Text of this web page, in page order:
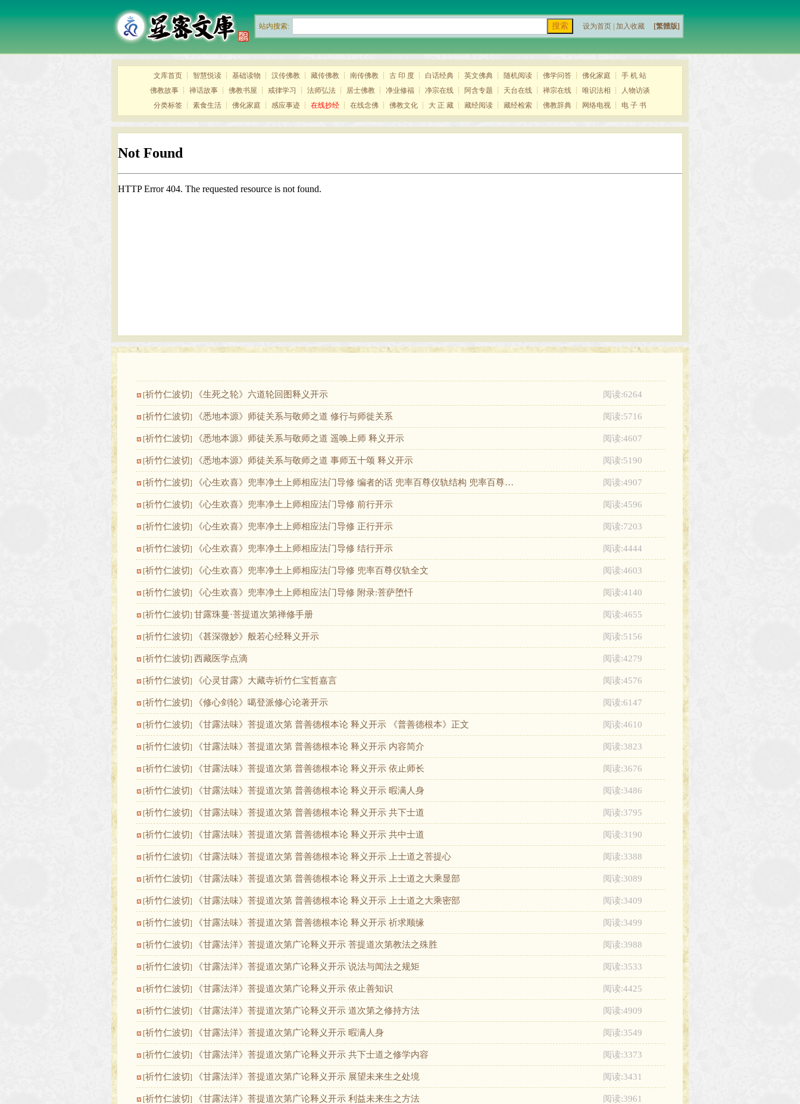
站内搜索: 设为首页 加入收藏 [繁體版]
文库首页 ┊ 智慧悦读 ┊ 基础读物 ┊ 汉传佛教 ┊ 藏传佛教 ┊ 南传佛教 ┊ 古 印 度 ┊ 白话经典 ┊ 英文佛典 ┊ 随机阅读 ┊ 佛学问答 ┊ 佛化家庭 ┊ 手 机 站
佛教故事 ┊ 禅话故事 ┊ 佛教书屋 ┊ 戒律学习 ┊ 法师弘法 ┊ 居士佛教 ┊ 净业修福 ┊ 净宗在线 ┊ 阿含专题 ┊ 天台在线 ┊ 禅宗在线 ┊ 唯识法相 ┊
人物访谈
分类标签 ┊ 素食生活 ┊ 佛化家庭 ┊ 感应事迹 ┊ 在线抄经 ┊ 在线念佛 ┊ 佛教文化 ┊ 大 正 藏 ┊ 藏经阅读 ┊ 藏经检索 ┊ 佛教辞典 ┊ 网络电视 ┊ 电 子 书
[祈竹仁波切] 《生死之轮》六道轮回图释义开示 阅读:6264
[祈竹仁波切] 《悉地本源》师徒关系与敬师之道 修行与师徙关系 阅读:5716
[祈竹仁波切] 《悉地本源》师徒关系与敬师之道 遥唤上师 释义开示 阅读:4607
[祈竹仁波切] 《悉地本源》师徒关系与敬师之道 事师五十颂 释义开示 阅读:5190
[祈竹仁波切] 《心生欢喜》兜率净土上师相应法门导修 编者的话 兜率百尊仪轨结构 兜率百尊… 阅读:4907
[祈竹仁波切] 《心生欢喜》兜率净土上师相应法门导修 前行开示 阅读:4596
[祈竹仁波切] 《心生欢喜》兜率净土上师相应法门导修 正行开示 阅读:7203
[祈竹仁波切] 《心生欢喜》兜率净土上师相应法门导修 结行开示 阅读:4444
[祈竹仁波切] 《心生欢喜》兜率净土上师相应法门导修 兜率百尊仪轨全文 阅读:4603
[祈竹仁波切] 《心生欢喜》兜率净土上师相应法门导修 附录:菩萨堕忏 阅读:4140
[祈竹仁波切] 甘露珠蔓·菩提道次第禅修手册 阅读:4655
[祈竹仁波切] 《甚深微妙》般若心经释义开示 阅读:5156
[祈竹仁波切] 西藏医学点滴 阅读:4279
[祈竹仁波切] 《心灵甘露》大藏寺祈竹仁宝哲嘉言 阅读:4576
[祈竹仁波切] 《修心剑轮》噶登派修心论著开示 阅读:6147
[祈竹仁波切] 《甘露法味》菩提道次第 普善德根本论 释义开示 《普善德根本》正文 阅读:4610
[祈竹仁波切] 《甘露法味》菩提道次第 普善德根本论 释义开示 内容简介 阅读:3823
[祈竹仁波切] 《甘露法味》菩提道次第 普善德根本论 释义开示 依止师长 阅读:3676
[祈竹仁波切] 《甘露法味》菩提道次第 普善德根本论 释义开示 暇满人身 阅读:3486
[祈竹仁波切] 《甘露法味》菩提道次第 普善德根本论 释义开示 共下士道 阅读:3795
[祈竹仁波切] 《甘露法味》菩提道次第 普善德根本论 释义开示 共中士道 阅读:3190
[祈竹仁波切] 《甘露法味》菩提道次第 普善德根本论 释义开示 上士道之菩提心 阅读:3388
[祈竹仁波切] 《甘露法味》菩提道次第 普善德根本论 释义开示 上士道之大乘显部 阅读:3089
[祈竹仁波切] 《甘露法味》菩提道次第 普善德根本论 释义开示 上士道之大乘密部 阅读:3409
[祈竹仁波切] 《甘露法味》菩提道次第 普善德根本论 释义开示 祈求顺缘 阅读:3499
[祈竹仁波切] 《甘露法洋》菩提道次第广论释义开示 菩提道次第教法之殊胜 阅读:3988
[祈竹仁波切] 《甘露法洋》菩提道次第广论释义开示 说法与闻法之规矩 阅读:3533
[祈竹仁波切] 《甘露法洋》菩提道次第广论释义开示 依止善知识 阅读:4425
[祈竹仁波切] 《甘露法洋》菩提道次第广论释义开示 道次第之修持方法 阅读:4909
[祈竹仁波切] 《甘露法洋》菩提道次第广论释义开示 暇满人身 阅读:3549
[祈竹仁波切] 《甘露法洋》菩提道次第广论释义开示 共下士道之修学内容 阅读:3373
[祈竹仁波切] 《甘露法洋》菩提道次第广论释义开示 展望未来生之处境 阅读:3431
[祈竹仁波切] 《甘露法洋》菩提道次第广论释义开示 利益未来生之方法 阅读:3961